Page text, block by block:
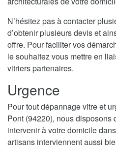
N’hésitez pas à contacter
d’obtenir plusieurs devis et
offre. Pour faciliter vos
le souhaitez vous mettre en
vitriers partenaires.
Urgence
Pour tout dépannage vitre et
Pont (94220), nous disposons
intervenir à votre domicile
artisans interviennent aussi